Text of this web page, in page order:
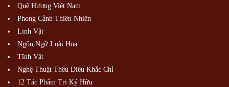
Quê Hương Việt Nam
Phong Cảnh Thiên Nhiên
Linh Vật
Ngôn Ngữ Loài Hoa
Tĩnh Vật
Nghệ Thuật Thêu Điêu Khắc Chỉ
12 Tác Phẩm Tri Kỷ Hữu